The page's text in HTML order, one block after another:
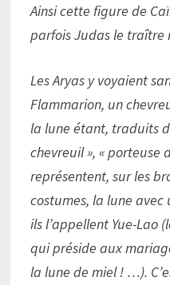
Ainsi cette figure de
parfois Judas le traître
Les Aryas y voyaient
Flammarion, un
la lune étant, traduits
chevreuil », « porteuse
représentent, sur les
costumes, la lune avec
ils l’appellent Yue-Lao
qui préside aux
la lune de miel ! …).